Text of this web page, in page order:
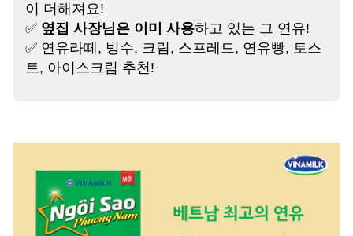
이 더해져요!
✅ 옆집 사장님은 이미 사용하고 있는 그 연유!
✅ 연유라떼, 빙수, 크림, 스프레드, 연유빵, 토스
트, 아이스크림 추천!